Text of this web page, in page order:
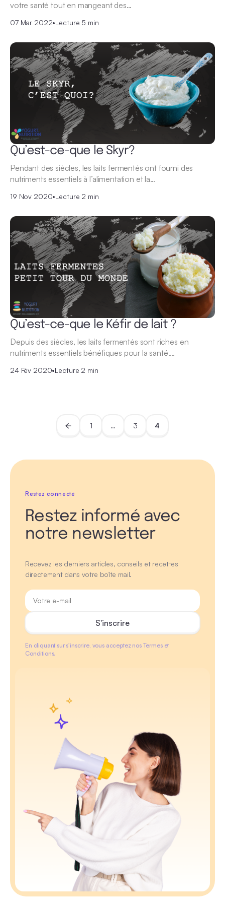
votre santé tout en mangeant des…
07 Mar 2022•Lecture 5 min
Qu’est-ce-que le Skyr?
Pendant des siècles, les laits fermentés ont fourni des
nutriments essentiels à l’alimentation et la…
19 Nov 2020•Lecture 2 min
Qu’est-ce-que le Kéfir de lait ?
Depuis des siècles, les laits fermentés sont riches en
nutriments essentiels bénéfiques pour la santé.…
24 Fév 2020•Lecture 2 min
1 … 3 4
Restez connecté
Restez informé avec
notre newsletter
Recevez les derniers articles, conseils et recettes
directement dans votre boîte mail.
En cliquant sur s'inscrire, vous acceptez nos Termes et
Conditions.